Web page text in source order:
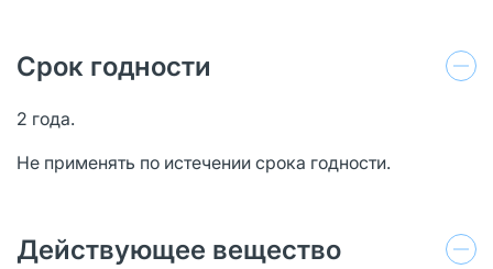
Срок годности
2 года.
Не применять по истечении срока годности.
Действующее вещество